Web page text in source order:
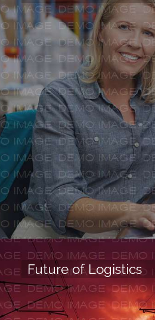
Future of Logistics